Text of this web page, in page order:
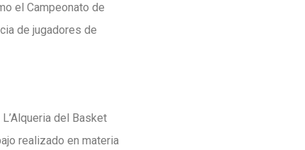
el Campeonato de
de jugadores de
del Basket
realizado en materia